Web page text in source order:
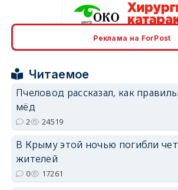
Реклама на ForPost
Читаемое
Пчеловод рассказал, как
мёд
2 24519
В Крыму этой ночью погибли
жителей
0 17261